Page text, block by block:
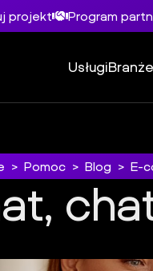
projekt Program
UsługiBranże
> Pomoc > Blog > E-